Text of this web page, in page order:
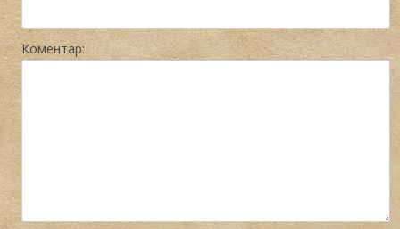
Коментар: